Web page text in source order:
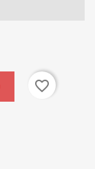
favorite_border